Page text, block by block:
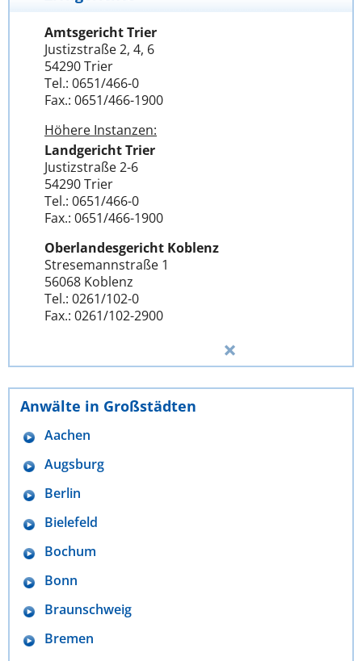
Amtsgericht Trier
Justizstraße 2, 4, 6
54290 Trier
Tel.: 0651/466-0
Fax.: 0651/466-1900
Höhere Instanzen:
Landgericht Trier
Justizstraße 2-6
54290 Trier
Tel.: 0651/466-0
Fax.: 0651/466-1900
Oberlandesgericht Koblenz
Stresemannstraße 1
56068 Koblenz
Tel.: 0261/102-0
Fax.: 0261/102-2900
Anwälte in Großstädten
Aachen
Augsburg
Berlin
Bielefeld
Bochum
Bonn
Braunschweig
Bremen